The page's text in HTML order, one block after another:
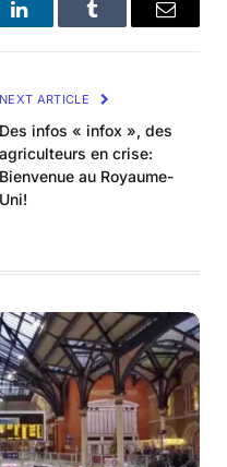
LinkedInTumblr Email
NEXT ARTICLE
Des infos « infox », des
agriculteurs en crise:
Bienvenue au Royaume-
Uni!